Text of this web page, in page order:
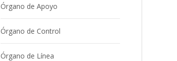
Órgano de Apoyo
Órgano de Control
Órgano de Línea